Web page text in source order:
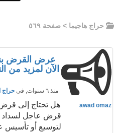
حراج هاجيما > صفحة ٥٦٩
الآن لمزيد من
منذ ٦ سنوات , في حراج
awad omaz
هل تحتاج إلى
قرض عاجل لسداد
لتوسيع أو